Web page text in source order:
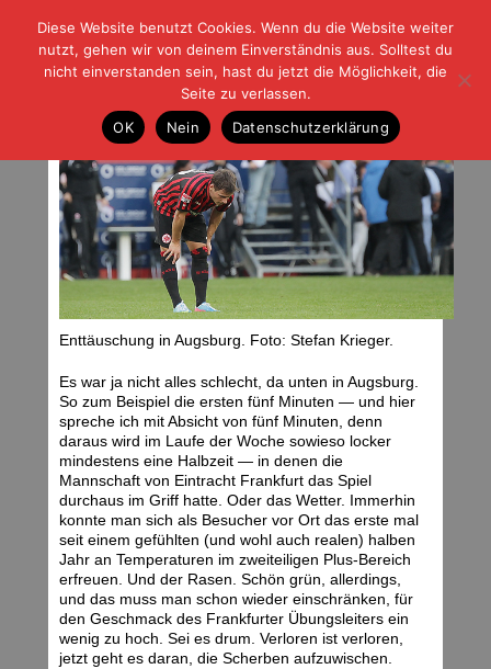
| | |BLOG-GFußball und der Rest
HOME|REGELN|IMPRESSUM |DATENSCHUTZ
Etwas ändern. Nur was?
Dienstag, 16.04.13 | 07:06 Uhr
Enttäuschung in Augsburg. Foto: Stefan Krieger.
Es war ja nicht alles schlecht, da unten in Augsburg.
So zum Beispiel die ersten fünf Minuten — und hier
spreche ich mit Absicht von fünf Minuten, denn
daraus wird im Laufe der Woche sowieso locker
mindestens eine Halbzeit — in denen die
Mannschaft von Eintracht Frankfurt das Spiel
durchaus im Griff hatte. Oder das Wetter. Immerhin
konnte man sich als Besucher vor Ort das erste mal
seit einem gefühlten (und wohl auch realen) halben
Jahr an Temperaturen im zweiteiligen Plus-Bereich
erfreuen. Und der Rasen. Schön grün, allerdings,
und das muss man schon wieder einschränken, für
den Geschmack des Frankfurter Übungsleiters ein
wenig zu hoch. Sei es drum. Verloren ist verloren,
jetzt geht es daran, die Scherben aufzuwischen.
Diese Website benutzt Cookies. Wenn du die Website weiter
nutzt, gehen wir von deinem Einverständnis aus. Solltest du
nicht einverstanden sein, hast du jetzt die Möglichkeit, die
Seite zu verlassen.
OK
Nein Datenschutzerklärung